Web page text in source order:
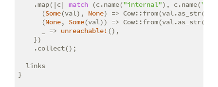
    .map(|c|
match (c.name("internal"), c.name(
      (
Some(val), None) =>
      (
None, Some(val)) => Cow::from(val.as_str()),
      _ =>
unreachable! (),
    })
    .collect();
  links
}